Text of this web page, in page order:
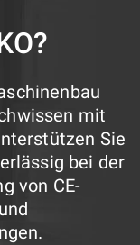
mit
Sie
bei der
von CE-